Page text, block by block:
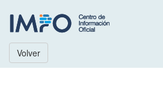
Volver